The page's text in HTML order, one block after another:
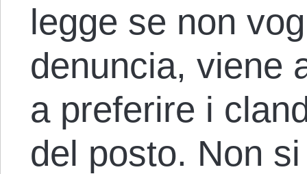
legge se non
denuncia, viene
a preferire i
del posto. Non